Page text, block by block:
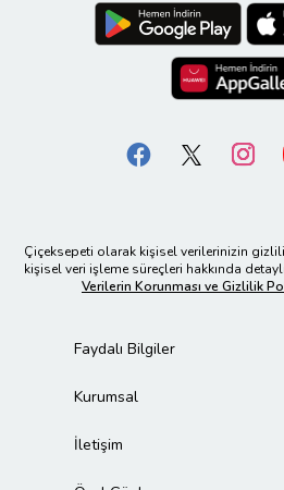
Çiçeksepeti olarak kişisel verilerinizin
kişisel veri işleme süreçleri hakkında
Verilerin Korunması ve Gizlilik
Faydalı Bilgiler
Kurumsal
İletişim